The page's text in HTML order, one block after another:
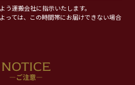
う運搬会社に指示いたします。
っては、この時間帯にお届けできない場合